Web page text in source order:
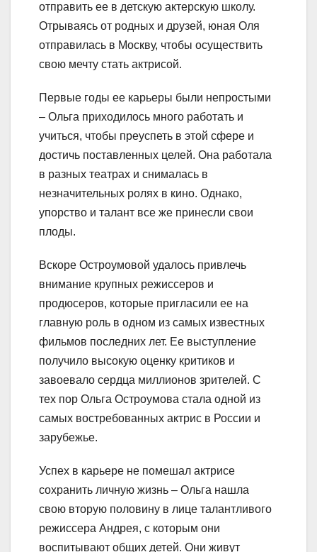
отправить ее в детскую актерскую школу.
Отрываясь от родных и друзей, юная Оля
отправилась в Москву, чтобы осуществить
свою мечту стать актрисой.
Первые годы ее карьеры были непростыми
– Ольга приходилось много работать и
учиться, чтобы преуспеть в этой сфере и
достичь поставленных целей. Она работала
в разных театрах и снималась в
незначительных ролях в кино. Однако,
упорство и талант все же принесли свои
плоды.
Вскоре Остроумовой удалось привлечь
внимание крупных режиссеров и
продюсеров, которые пригласили ее на
главную роль в одном из самых известных
фильмов последних лет. Ее выступление
получило высокую оценку критиков и
завоевало сердца миллионов зрителей. С
тех пор Ольга Остроумова стала одной из
самых востребованных актрис в России и
зарубежье.
Успех в карьере не помешал актрисе
сохранить личную жизнь – Ольга нашла
свою вторую половину в лице талантливого
режиссера Андрея, с которым они
воспитывают общих детей. Они живут